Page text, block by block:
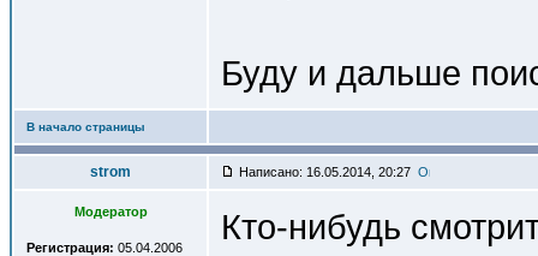
Буду и дальше
В начало страницы
strom Написано: 16.05.2014, 20:27
Модератор
Регистрация: 05.04.2006
Кто-нибудь